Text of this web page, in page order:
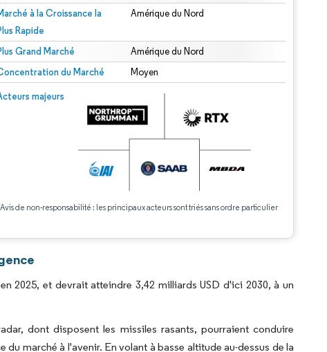
à la Croissance la
Rapide
Amérique du Nord
Grand Marché Amérique du Nord
du Marché Moyen
majeurs
de non-responsabilité : les principaux acteurs sont triés sans ordre particulier
2025, et devrait atteindre 3,42 milliards USD d'ici 2030, à un
dont disposent les missiles rasants, pourraient conduire
marché à l'avenir. En volant à basse altitude au-dessus de la